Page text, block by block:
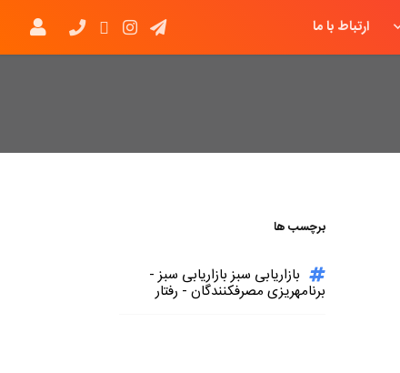
ارتباط با ما
برچسب ها
بازاریابی سبز بازاریابی سبز -
برنامهریزی مصرفکنندگان - رفتار